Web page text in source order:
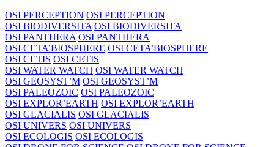
OSI PERCEPTION OSI PERCEPTION
OSI BIODIVERSITA OSI BIODIVERSITA
OSI PANTHERA OSI PANTHERA
OSI CETA’BIOSPHERE OSI CETA’BIOSPHERE
OSI CETIS OSI CETIS
OSI WATER WATCH OSI WATER WATCH
OSI GEOSYST’M OSI GEOSYST’M
OSI PALEOZOIC OSI PALEOZOIC
OSI EXPLOR’EARTH OSI EXPLOR’EARTH
OSI GLACIALIS OSI GLACIALIS
OSI UNIVERS OSI UNIVERS
OSI ECOLOGIS OSI ECOLOGIS